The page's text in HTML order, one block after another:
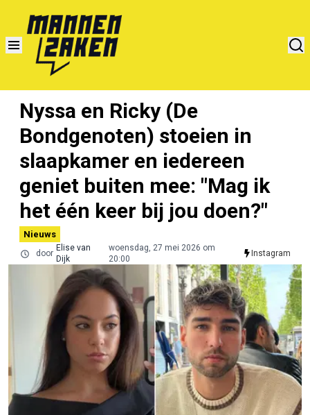
Nyssa en Ricky (De
Bondgenoten) stoeien in
slaapkamer en iedereen
geniet buiten mee: "Mag ik
het één keer bij jou doen?"
Nieuws
door
Elise van
Dijk
woensdag, 27 mei 2026 om
20:00
Instagram